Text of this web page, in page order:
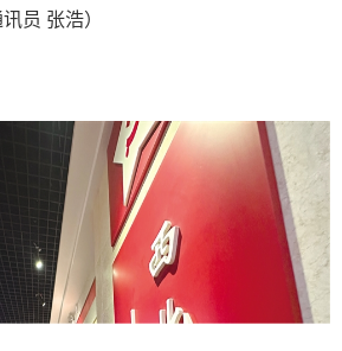
员 张浩）